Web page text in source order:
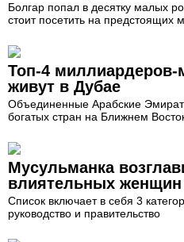
Болгар попал в десятку малых
стоит посетить на предстоящих
Топ-4
живут в Дубае
Объединенные Арабские
богатых стран на Ближнем
Мусульманка
влиятельных
Список включает в себя 3
руководство и правительство